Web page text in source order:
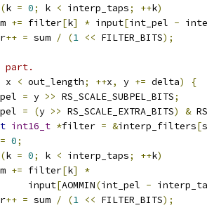
(k = 0; k < interp_taps; ++k)
+= filter[k] * input[int_pel -
++ = sum / (1 << FILTER_BITS);
part.
x < out_length; ++x, y += delta)
{
= y >> RS_SCALE_SUBPEL_BITS;
= (y >> RS_SCALE_EXTRA_BITS) &
int16_t *filter = &interp_filters[
= 0;
(k = 0; k < interp_taps; ++k)
+= filter[k]
*
input
[AOMMIN(int_pel -
++ = sum / (1 << FILTER_BITS);